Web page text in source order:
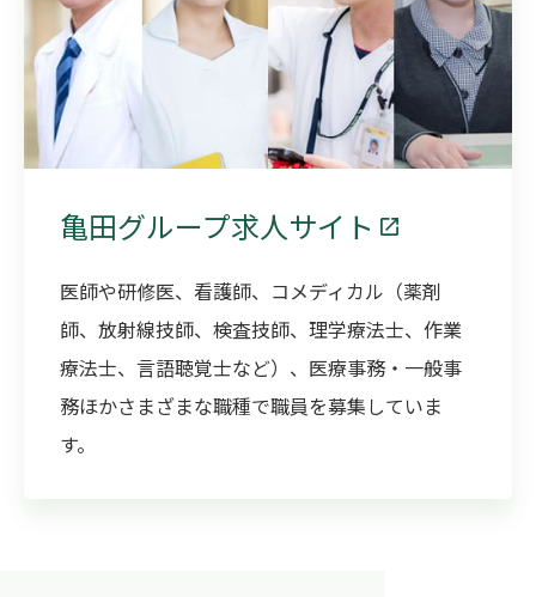
亀田グループ求人サイト
医師や研修医、看護師、コメディカル（薬剤
師、放射線技師、検査技師、理学療法士、作業
療法士、言語聴覚士など）、医療事務・一般事
務ほかさまざまな職種で職員を募集していま
す。